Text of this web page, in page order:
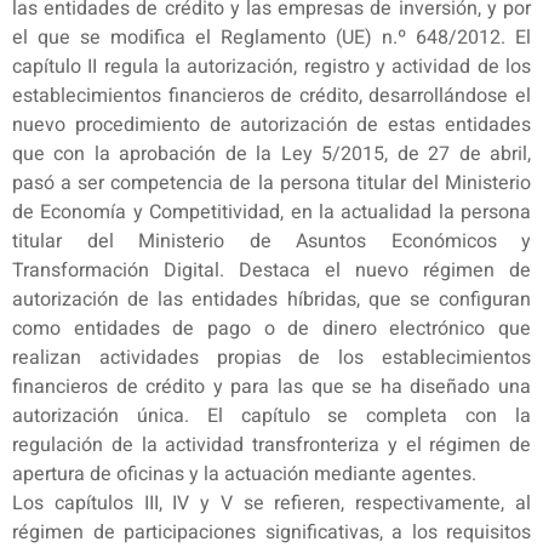
las entidades de crédito y las empresas de inversión, y por
el que se modifica el Reglamento (UE) n.º 648/2012. El
capítulo II regula la autorización, registro y actividad de los
establecimientos financieros de crédito, desarrollándose el
nuevo procedimiento de autorización de estas entidades
que con la aprobación de la Ley 5/2015, de 27 de abril,
pasó a ser competencia de la persona titular del Ministerio
de Economía y Competitividad, en la actualidad la persona
titular del Ministerio de Asuntos Económicos y
Transformación Digital. Destaca el nuevo régimen de
autorización de las entidades híbridas, que se configuran
como entidades de pago o de dinero electrónico que
realizan actividades propias de los establecimientos
financieros de crédito y para las que se ha diseñado una
autorización única. El capítulo se completa con la
regulación de la actividad transfronteriza y el régimen de
apertura de oficinas y la actuación mediante agentes.
Los capítulos III, IV y V se refieren, respectivamente, al
régimen de participaciones significativas, a los requisitos